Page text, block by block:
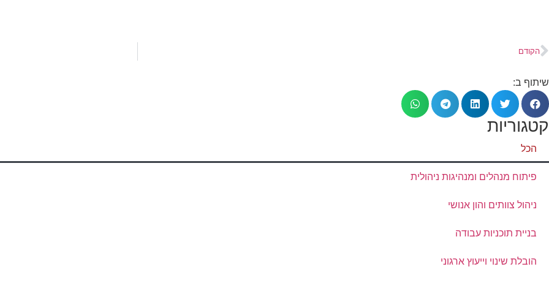
הקודם
שיתוף ב:
קטגוריות
הכל
פיתוח מנהלים ומנהיגות ניהולית
ניהול צוותים והון אנושי
בניית תוכניות עבודה
הובלת שינוי וייעוץ ארגוני